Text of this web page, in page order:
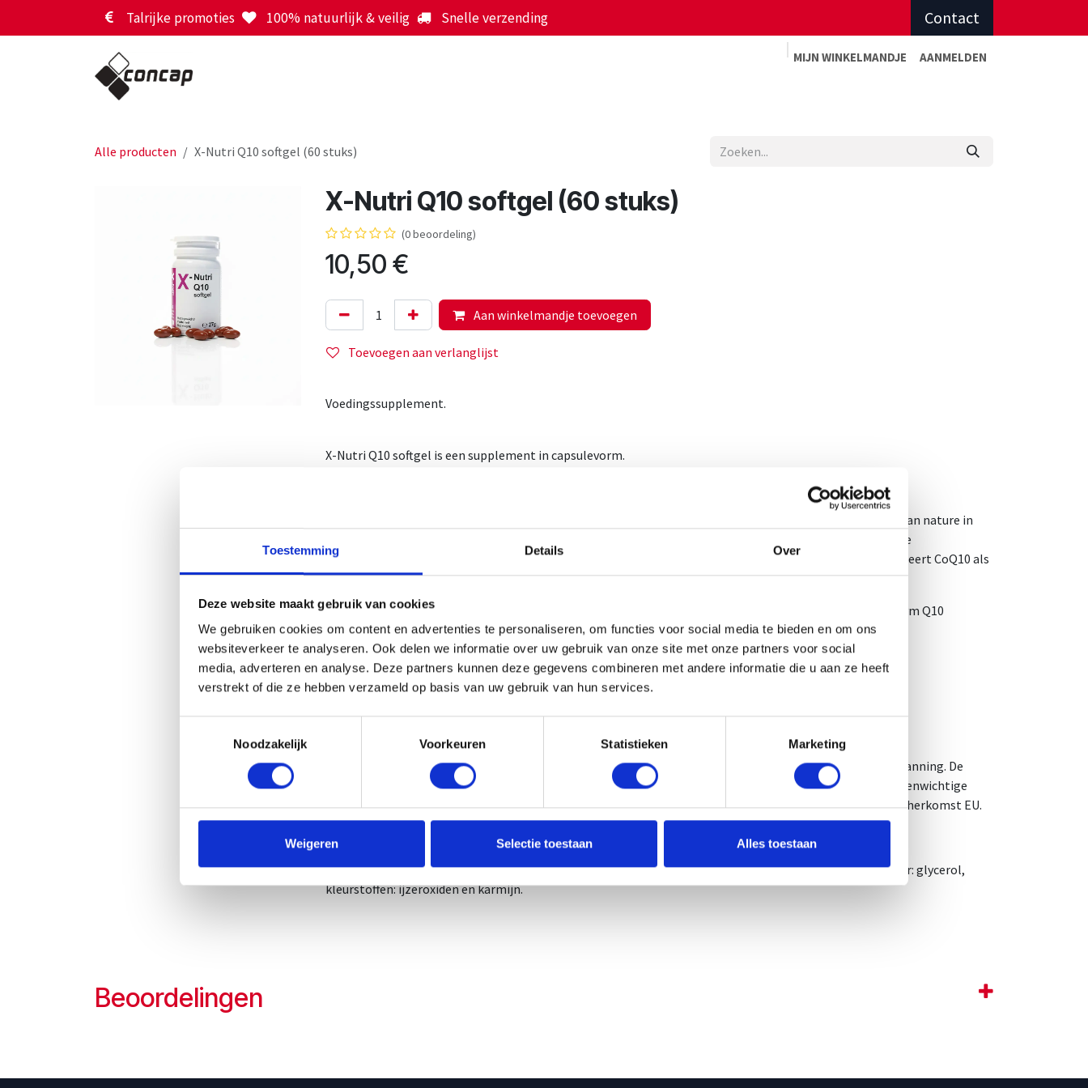
Toestemming Details Over
Deze website maakt gebruik van cookies
We gebruiken cookies om content en advertenties te personaliseren, om functies voor social media te bieden en om ons
websiteverkeer te analyseren. Ook delen we informatie over uw gebruik van onze site met onze partners voor social
media, adverteren en analyse. Deze partners kunnen deze gegevens combineren met andere informatie die u aan ze heeft
verstrekt of die ze hebben verzameld op basis van uw gebruik van hun services.
Noodzakelijk
Voorkeuren Statistieken Marketing
Weigeren Selectie toestaan Alles toestaan
Overslaan naar inhoud Talrijke promoties 100% natuurlijk & veilig Snelle verzending Contact
MIJN WINKELMANDJE AANMELDEN
Alle producten X-Nutri Q10 softgel (60 stuks)
X-Nutri Q10 softgel (60 stuks)
(0 beoordeling)
10,50 €
Aan winkelmandje toevoegen
Toevoegen aan verlanglijst
Voedingssupplement.
X-Nutri Q10 softgel is een supplement in capsulevorm.
Co-enzym Q10, ook wel bekend als CoQ10 of ubiquinon, is een in vet oplosbare, vitamineachtige stof die van nature in
het lichaam voorkomt. Het speelt een cruciale rol in de energieproductie binnen de cellen, met name in de
mitochondriën, waar het helpt bij de omzetting van voedingsstoffen in energie (ATP). Daarnaast functioneert CoQ10 als
een krachtige antioxidant, die de cellen helpt beschermen tegen schade door vrije radicalen.
Naarmate de leeftijd vordert, neemt de lichaamseigen aanmaak van CoQ10 af. Om de hoeveelheid Co-enzym Q10
optimaal te houden, kan X-Nutri Co-enzym Q10 de oplossing hiervoor bieden.
1 potje bevat 60 capsules
Nut 3029/58
Gebruiksadvies
Aanbevolen dagelijkse portie: 1 capsule per dag. Voor sporters te gebruiken 30 minuten voor de sportinspanning. De
aanbevolen dagelijkse dosis niet overschrijden. Voedingssupplementen vervangen geen gevarieerde en evenwichtige
voeding noch een gezonde levensstijl. Koel en droog bewaren, buiten bereik van jonge kinderen. Land van herkomst EU.
Ingrediënten per dagportie 1 capsule
Emulgatoren: lecithinen en bijenwas, omhulling: gelatine, coenzym Q10 (ubiquinone) 100 mg, stabilisator: glycerol,
kleurstoffen: ijzeroxiden en karmijn.
Beoordelingen